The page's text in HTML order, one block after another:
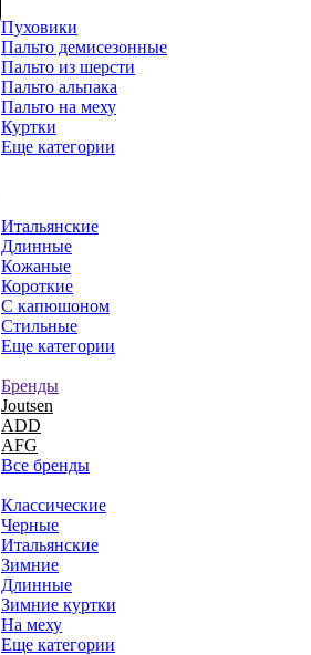
Пуховики
Пальто демисезонные
Пальто из шерсти
Пальто альпака
Пальто на меху
Куртки
Еще категории
Итальянские
Длинные
Кожаные
Короткие
С капюшоном
Стильные
Еще категории
Бренды
Joutsen
ADD
AFG
Все бренды
Классические
Черные
Итальянские
Зимние
Длинные
Зимние куртки
На меху
Еще категории